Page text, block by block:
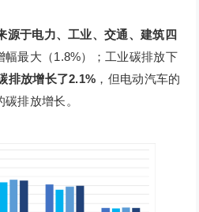
源于电力、工业、交通、建筑四
幅最大（1.8%）；工业碳排放下
排放增长了2.1% ，但电动汽车的
排放增长。